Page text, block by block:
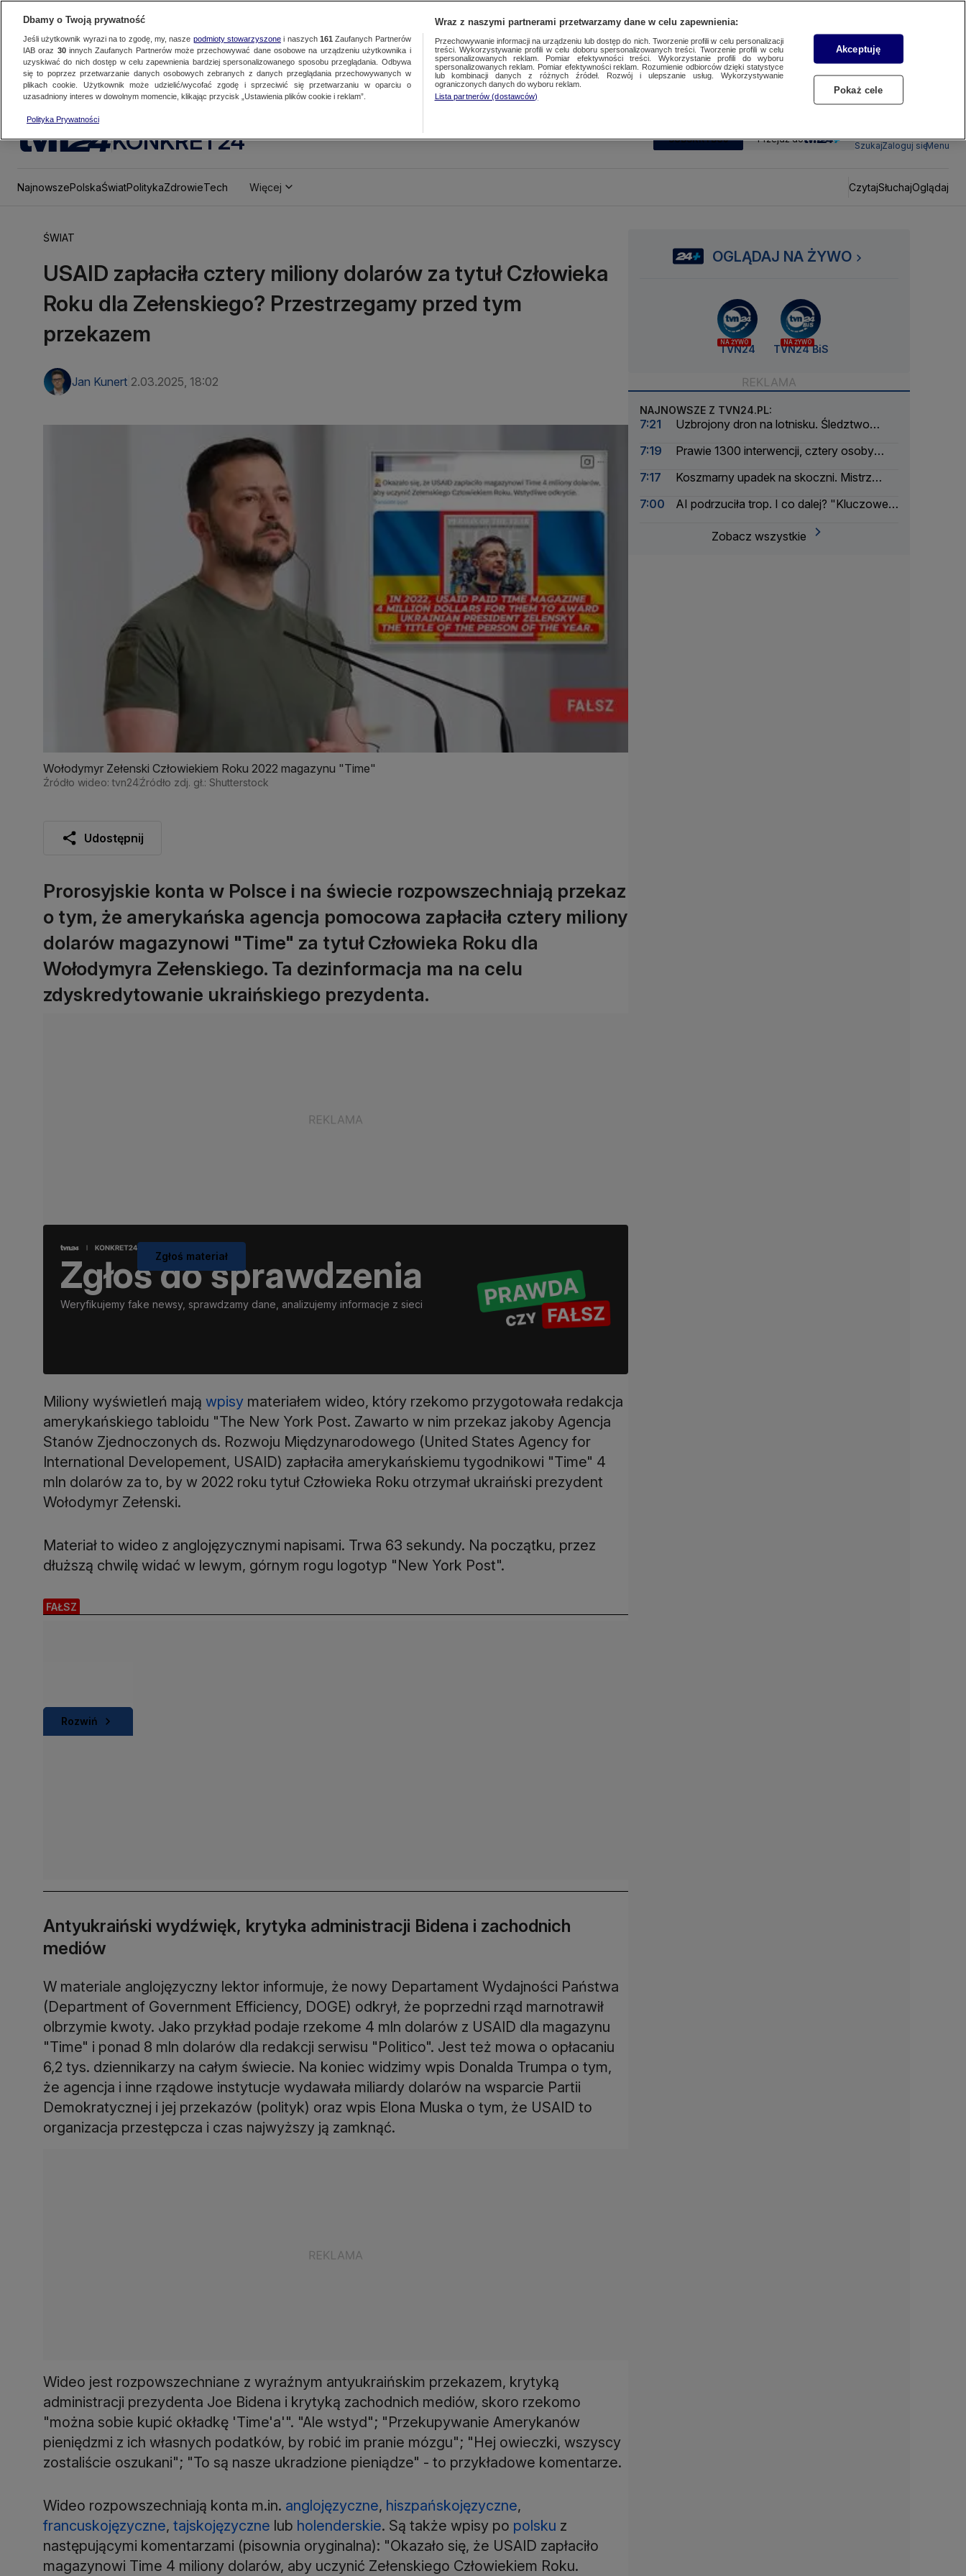
KONKRET24 SUBSKRYBUJ Przejdź do
SzukajZaloguj sięMenu
NajnowszePolskaŚwiatPolitykaZdrowieTech Więcej CzytajSłuchajOglądaj
ŚWIAT
USAID zapłaciła cztery miliony dolarów za tytuł Człowieka
Roku dla Zełenskiego? Przestrzegamy przed tym
przekazem
Jan Kunert 2.03.2025, 18:02
Wołodymyr Zełenski Człowiekiem Roku 2022 magazynu "Time"
Źródło wideo: tvn24Źródło zdj. gł.: Shutterstock
Udostępnij
Prorosyjskie konta w Polsce i na świecie rozpowszechniają przekaz
o tym, że amerykańska agencja pomocowa zapłaciła cztery miliony
dolarów magazynowi "Time" za tytuł Człowieka Roku dla
Wołodymyra Zełenskiego. Ta dezinformacja ma na celu
zdyskredytowanie ukraińskiego prezydenta.
Zgłoś do sprawdzenia
Weryfikujemy fake newsy, sprawdzamy dane, analizujemy informacje z sieci
Zgłoś materiał
Miliony wyświetleń mają wpisy materiałem wideo, który rzekomo przygotowała redakcja
amerykańskiego tabloidu "The New York Post. Zawarto w nim przekaz jakoby Agencja
Stanów Zjednoczonych ds. Rozwoju Międzynarodowego (United States Agency for
International Developement, USAID) zapłaciła amerykańskiemu tygodnikowi "Time" 4
mln dolarów za to, by w 2022 roku tytuł Człowieka Roku otrzymał ukraiński prezydent
Wołodymyr Zełenski.
Materiał to wideo z anglojęzycznymi napisami. Trwa 63 sekundy. Na początku, przez
dłuższą chwilę widać w lewym, górnym rogu logotyp "New York Post".
FAŁSZ
Rozwiń
Antyukraiński wydźwięk, krytyka administracji Bidena i zachodnich
mediów
W materiale anglojęzyczny lektor informuje, że nowy Departament Wydajności Państwa
(Department of Government Efficiency, DOGE) odkrył, że poprzedni rząd marnotrawił
olbrzymie kwoty. Jako przykład podaje rzekome 4 mln dolarów z USAID dla magazynu
"Time" i ponad 8 mln dolarów dla redakcji serwisu "Politico". Jest też mowa o opłacaniu
6,2 tys. dziennikarzy na całym świecie. Na koniec widzimy wpis Donalda Trumpa o tym,
że agencja i inne rządowe instytucje wydawała miliardy dolarów na wsparcie Partii
Demokratycznej i jej przekazów (polityk) oraz wpis Elona Muska o tym, że USAID to
organizacja przestępcza i czas najwyższy ją zamknąć.
Wideo jest rozpowszechniane z wyraźnym antyukraińskim przekazem, krytyką
administracji prezydenta Joe Bidena i krytyką zachodnich mediów, skoro rzekomo
"można sobie kupić okładkę 'Time'a'". "Ale wstyd"; "Przekupywanie Amerykanów
pieniędzmi z ich własnych podatków, by robić im pranie mózgu"; "Hej owieczki, wszyscy
zostaliście oszukani"; "To są nasze ukradzione pieniądze" - to przykładowe komentarze.
Wideo rozpowszechniają konta m.in. anglojęzyczne, hiszpańskojęzyczne,
francuskojęzyczne, tajskojęzyczne lub holenderskie. Są także wpisy po polsku z
następującymi komentarzami (pisownia oryginalna): "Okazało się, że USAID zapłaciło
magazynowi Time 4 miliony dolarów, aby uczynić Zełenskiego Człowiekiem Roku.
OGLĄDAJ NA ŻYWO
NA ŻYWO
TVN24
NA ŻYWO
TVN24 BiS
NAJNOWSZE Z TVN24.PL:
7:21
Uzbrojony dron na lotnisku. Śledztwo
7:19
Prawie 1300 interwencji, cztery osoby
7:17
Koszmarny upadek na skoczni. Mistrz
7:00
AI podrzuciła trop. I co dalej? "Kluczowe
podejmowania decyzji"Zobacz wszystkie
Dbamy o Twoją prywatność
Jeśli użytkownik wyrazi na to zgodę, my, nasze podmioty stowarzyszonei naszych 161 Zaufanych Partnerów
IAB oraz 30innych Zaufanych Partnerów może przechowywać dane osobowe na urządzeniu użytkownika i
uzyskiwać do nich dostęp w celu zapewnienia bardziej spersonalizowanego sposobu przeglądania. Odbywa
się to poprzez przetwarzanie danych osobowych zebranych z danych przeglądania przechowywanych w
plikach cookie. Użytkownik może udzielić/wycofać zgodę i sprzeciwić się przetwarzaniu w oparciu o
uzasadniony interes w dowolnym momencie, klikając przycisk „Ustawienia plików cookie i reklam”.
Polityka Prywatności
Wraz z naszymi partnerami przetwarzamy dane w celu zapewnienia:
Przechowywanie informacji na urządzeniu lub dostęp do nich. Tworzenie profili w celu personalizacji
treści. Wykorzystywanie profili w celu doboru spersonalizowanych treści. Tworzenie profili w celu
spersonalizowanych reklam. Pomiar efektywności treści. Wykorzystanie profili do wyboru
spersonalizowanych reklam. Pomiar efektywności reklam. Rozumienie odbiorców dzięki statystyce
lub kombinacji danych z różnych źródeł. Rozwój i ulepszanie usług. Wykorzystywanie
ograniczonych danych do wyboru reklam.
Lista partnerów (dostawców)
Akceptuję
Pokaż cele